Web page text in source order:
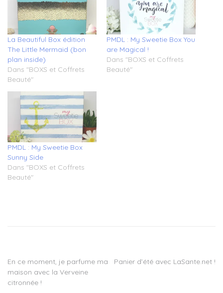
La Beautiful Box édition
The Little Mermaid (bon
plan inside)
Dans "BOXS et Coffrets
Beauté"
PMDL : My Sweetie Box You
are Magical !
Dans "BOXS et Coffrets
Beauté"
PMDL : My Sweetie Box
Sunny Side
Dans "BOXS et Coffrets
Beauté"
box
juillet,
la
Navigation
de
En ce moment, je parfume ma
maison avec la Verveine
citronnée !
Panier d’été avec LaSante.net !